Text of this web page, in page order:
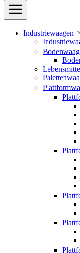
Industriewaagen